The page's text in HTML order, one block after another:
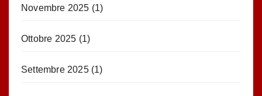
Novembre 2025 (1)
Ottobre 2025 (1)
Settembre 2025(1)